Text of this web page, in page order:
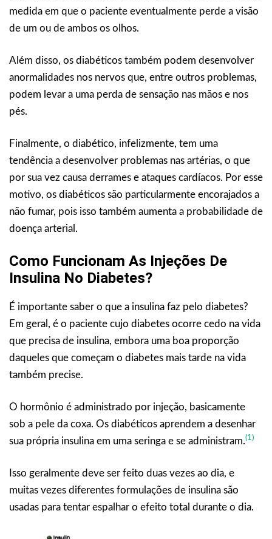
medida em que o paciente eventualmente perde a visão
de um ou de ambos os olhos.
Além disso, os diabéticos também podem desenvolver
anormalidades nos nervos que, entre outros problemas,
podem levar a uma perda de sensação nas mãos e nos
pés.
Finalmente, o diabético, infelizmente, tem uma
tendência a desenvolver problemas nas artérias, o que
por sua vez causa derrames e ataques cardíacos. Por esse
motivo, os diabéticos são particularmente encorajados a
não fumar, pois isso também aumenta a probabilidade de
doença arterial.
Como Funcionam As Injeções De
Insulina No Diabetes?
É importante saber o que a insulina faz pelo diabetes?
Em geral, é o paciente cujo diabetes ocorre cedo na vida
que precisa de insulina, embora uma boa proporção
daqueles que começam o diabetes mais tarde na vida
também precise.
O hormônio é administrado por injeção, basicamente
sob a pele da coxa. Os diabéticos aprendem a desenhar
sua própria insulina em uma seringa e se administram.(1)
Isso geralmente deve ser feito duas vezes ao dia, e
muitas vezes diferentes formulações de insulina são
usadas para tentar espalhar o efeito total durante o dia.